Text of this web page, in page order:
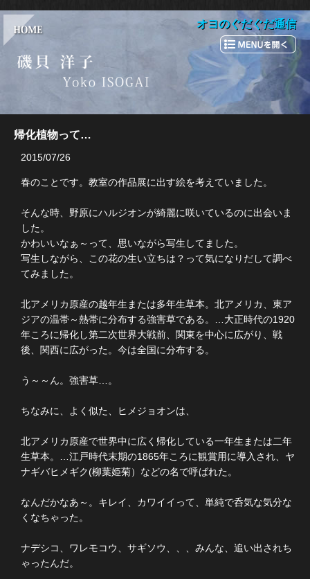
帰化植物って…
2015/07/26
春のことです。教室の作品展に出す絵を考えていました。
そんな時、野原にハルジオンが綺麗に咲いているのに出会いま
した。
かわいいなぁ～って、思いながら写生してました。
写生しながら、この花の生い立ちは？って気になりだして調べ
てみました。
北アメリカ原産の越年生または多年生草本。北アメリカ、東ア
ジアの温帯～熱帯に分布する強害草である。…大正時代の1920
年ころに帰化し第二次世界大戦前、関東を中心に広がり、戦
後、関西に広がった。今は全国に分布する。
う～～ん。強害草…。
ちなみに、よく似た、ヒメジョオンは、
北アメリカ原産で世界中に広く帰化している一年生または二年
生草本。…江戸時代末期の1865年ころに観賞用に導入され、ヤ
ナギバヒメギク(柳葉姫菊）などの名で呼ばれた。
なんだかなあ～。キレイ、カワイイって、単純で呑気な気分な
くなちゃった。
ナデシコ、ワレモコウ、サギソウ、、、みんな、追い出されち
ゃったんだ。
オヨのぐだぐだ通信